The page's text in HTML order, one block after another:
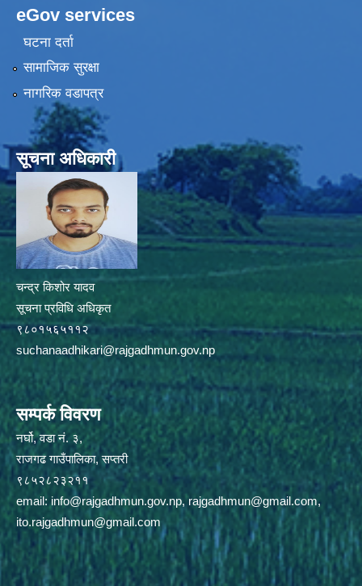
eGov services
घटना दर्ता
सामाजिक सुरक्षा
नागरिक वडापत्र
सूचना अधिकारी
चन्द्र किशोर यादव
सूचना प्रविधि अधिकृत
९८०१५६५११२
suchanaadhikari@rajgadhmun.gov.np
सम्पर्क विवरण
नर्घो, वडा नं. ३,
राजगढ गाउँपालिका, सप्तरी
९८५२८२३२११
email: info@rajgadhmun.gov.np,rajgadhmun@gmail.com,
ito.rajgadhmun@gmail.com